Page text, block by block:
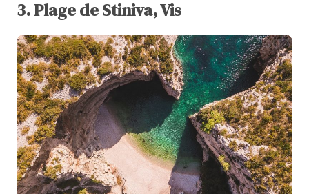
3. Plage de Stiniva, Vis